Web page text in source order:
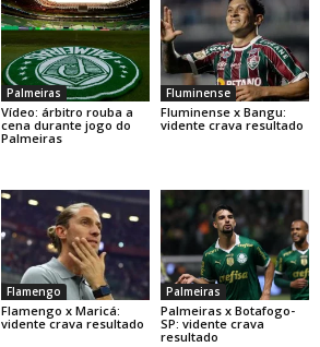
Palmeiras
Vídeo: árbitro rouba a
cena durante jogo do
Palmeiras
Fluminense
Fluminense x Bangu:
vidente crava resultado
Flamengo
Flamengo x Maricá:
vidente crava resultado
Palmeiras
Palmeiras x Botafogo-
SP: vidente crava
resultado